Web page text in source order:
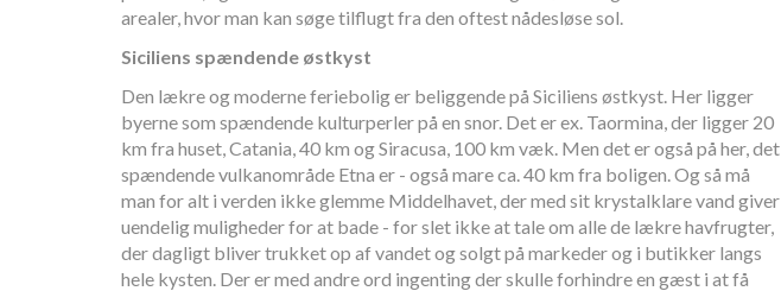
arealer, hvor man kan søge tilflugt fra den oftest nådesløse sol.
Siciliens spændende østkyst
Den lækre og moderne feriebolig er beliggende på Siciliens østkyst. Her ligger
byerne som spændende kulturperler på en snor. Det er ex. Taormina, der ligger 20
km fra huset, Catania, 40 km og Siracusa, 100 km væk. Men det er også på her, det
spændende vulkanområde Etna er - også mare ca. 40 km fra boligen. Og så må
man for alt i verden ikke glemme Middelhavet, der med sit krystalklare vand giver
uendelig muligheder for at bade - for slet ikke at tale om alle de lækre havfrugter,
der dagligt bliver trukket op af vandet og solgt på markeder og i butikker langs
hele kysten. Der er med andre ord ingenting der skulle forhindre en gæst i at få